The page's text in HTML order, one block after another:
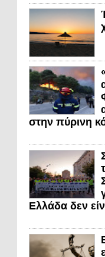
στην πύρινη
Ελλάδα δεν